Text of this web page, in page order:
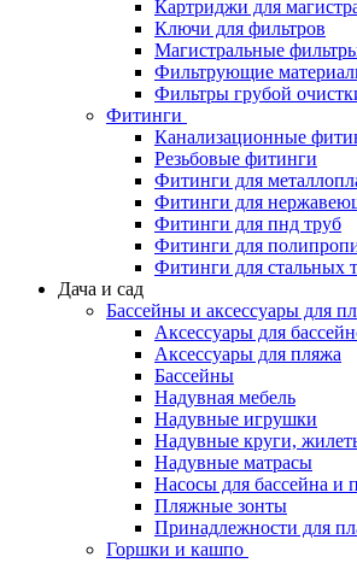
Картриджи для
Ключи для фильтров
Магистральные
Фильтрующие
Фильтры грубой
Фитинги
Канализационные
Резьбовые фитинги
Фитинги для
Фитинги для
Фитинги для пнд труб
Фитинги для
Фитинги для стальных
Дача и сад
Бассейны и аксессуары для
Аксессуары для
Аксессуары для пляжа
Бассейны
Надувная мебель
Надувные игрушки
Надувные круги,
Надувные матрасы
Насосы для бассейна и
Пляжные зонты
Принадлежности для
Горшки и кашпо